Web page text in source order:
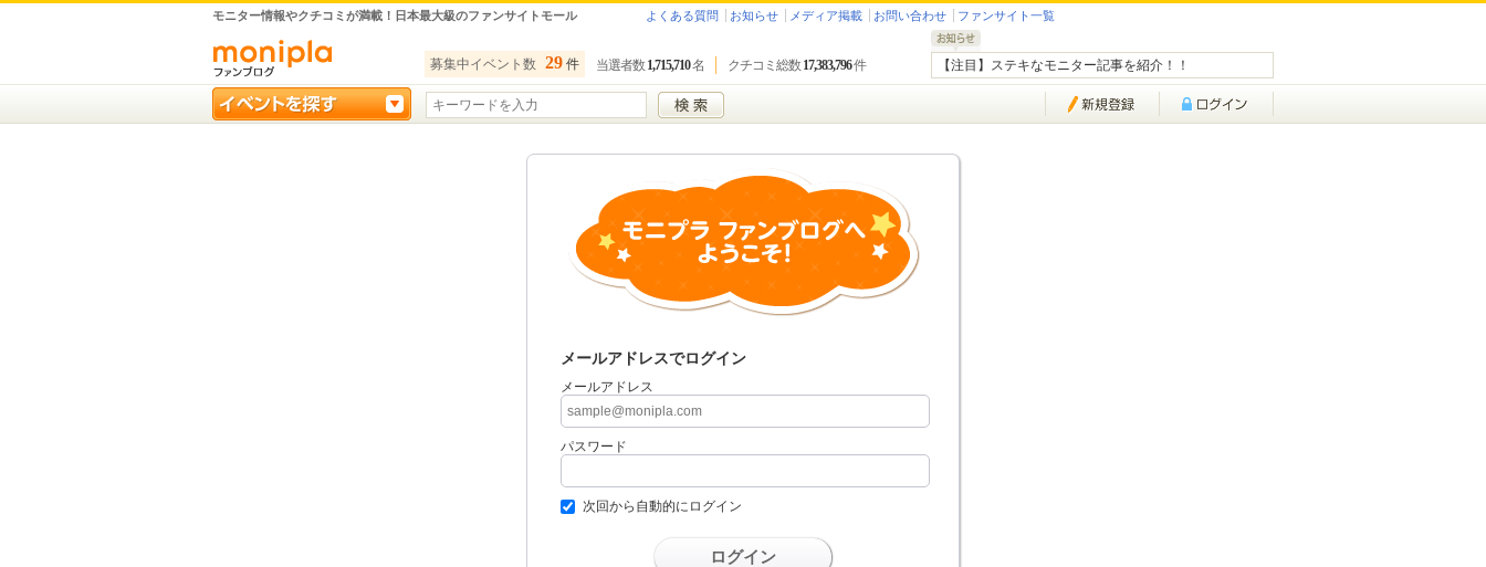
モニター情報やクチコミが満載！日本最大級のファンサイトモール よくある質問 お知らせ メディア掲載 お問い合わせ ファンサイト一覧
【注目】ステキなモニター記事を紹介！！
募集中イベント数 29 件 当選者数 1,715,710名 クチコミ総数 17,383,796件
メールアドレスでログイン
メールアドレス
パスワード
次回から自動的にログイン
ログイン